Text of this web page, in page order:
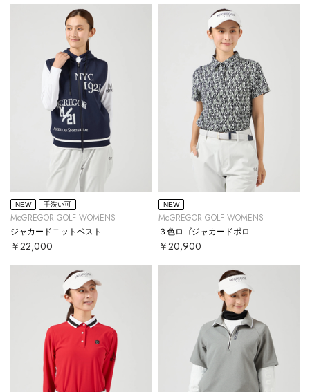
NEW 手洗い可
McGREGOR GOLF WOMENS
ジャカードニットベスト
￥22,000
NEW
McGREGOR GOLF WOMENS
３色ロゴジャカードポロ
￥20,900